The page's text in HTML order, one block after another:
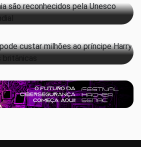
custar milhões ao príncipe
britânicas